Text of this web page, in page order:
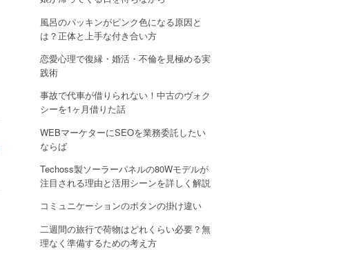
風呂のパッキンがピンク色になる原因と
は？正体と上手な付き合い方
恋愛心理で復縁・婚活・不倫を見極める実
践術
事故で代車が借りられない！中古のヴォク
シーを1ヶ月借りた話
WEBマーケターにSEOを業務委託したい
ならば
Techoss製ソーラーパネルの80Wモデルが
注目される理由と活用シーンを詳しく解説
コミュニケーションのボタンの掛け違い
二週間の旅行で荷物はどれくらい必要？無
理なく準備するための考え方